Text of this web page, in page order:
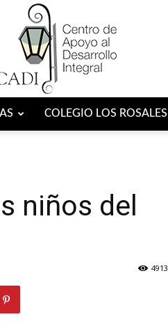
COLEGIO LOS ROSALES
niños del
4913